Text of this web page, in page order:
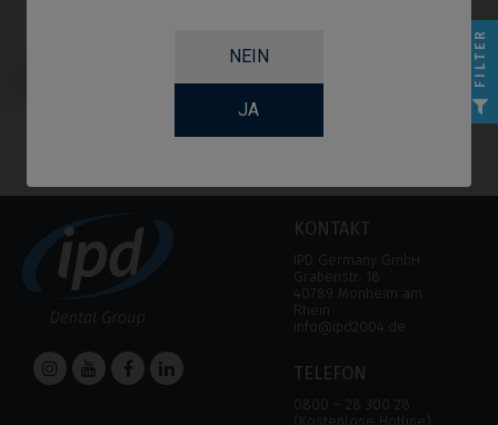
NEIN
JA
KONTAKT
IPD Germany GmbH
Grabenstr. 18
40789 Monheim am
Rhein
info@ipd2004.de
TELEFON
0800 – 28 300 28
(Kostenlose Hotline)
FILTER